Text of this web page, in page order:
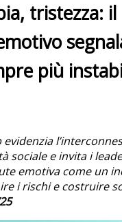
tristezza: il
più
sociale e invita i
emotiva come un
i rischi e costruire